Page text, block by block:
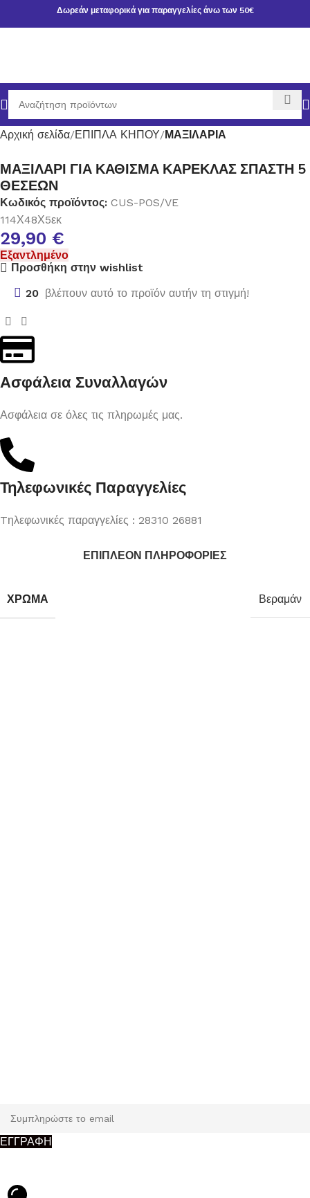
Δωρεάν μεταφορικά για παραγγελίες άνω των 50€
Αρχική σελίδα ΕΠΙΠΛΑ ΚΗΠΟΥ ΜΑΞΙΛΑΡΙΑ
ΜΑΞΙΛΑΡΙ ΓΙΑ ΚΑΘΙΣΜΑ ΚΑΡΕΚΛΑΣ ΣΠΑΣΤΗ 5
ΘΕΣΕΩΝ
Κωδικός προϊόντος: CUS-POS/VE
114Χ48Χ5εκ
29,90 €
Εξαντλημένο
Προσθήκη στην wishlist
20 βλέπουν αυτό το προϊόν αυτήν τη στιγμή!
Ασφάλεια Συναλλαγών
Ασφάλεια σε όλες τις πληρωμές μας.
Τηλεφωνικές Παραγγελίες
Tηλεφωνικές παραγγελίες : 28310 26881
ΕΠΙΠΛΈΟΝ ΠΛΗΡΟΦΟΡΊΕΣ
ΧΡΏΜΑ Βεραμάν
ΕΓΓΡΑΦΗ